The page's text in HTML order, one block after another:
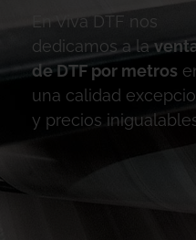
En Viva DTF nos
dedicamos a la
de DTF por metros
una calidad
y precios